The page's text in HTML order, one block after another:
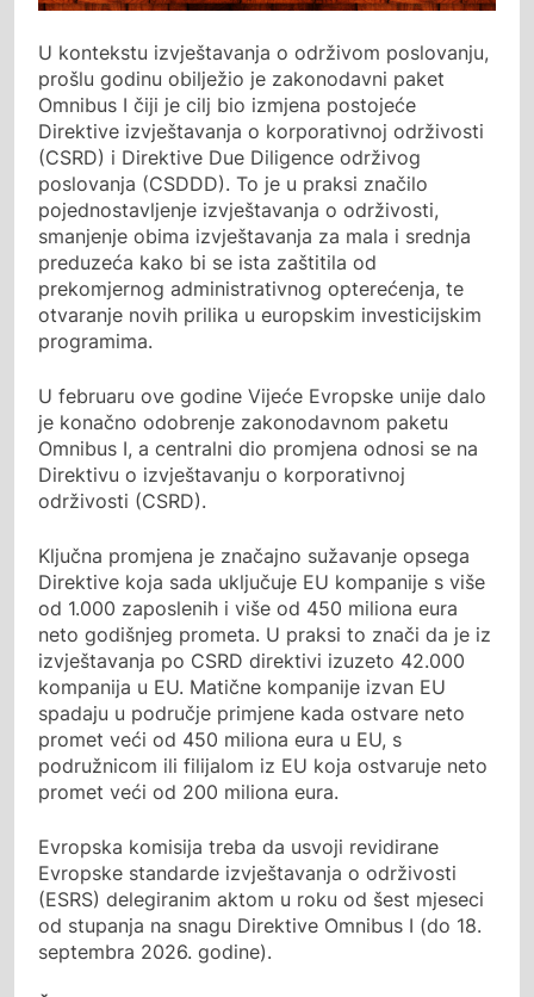
U kontekstu izvještavanja o održivom poslovanju,
prošlu godinu obilježio je zakonodavni paket
Omnibus I čiji je cilj bio izmjena postojeće
Direktive izvještavanja o korporativnoj održivosti
(CSRD) i Direktive Due Diligence održivog
poslovanja (CSDDD). To je u praksi značilo
pojednostavljenje izvještavanja o održivosti,
smanjenje obima izvještavanja za mala i srednja
preduzeća kako bi se ista zaštitila od
prekomjernog administrativnog opterećenja, te
otvaranje novih prilika u europskim investicijskim
programima.
U februaru ove godine Vijeće Evropske unije dalo
je konačno odobrenje zakonodavnom paketu
Omnibus I, a centralni dio promjena odnosi se na
Direktivu o izvještavanju o korporativnoj
održivosti (CSRD).
Ključna promjena je značajno sužavanje opsega
Direktive koja sada uključuje EU kompanije s više
od 1.000 zaposlenih i više od 450 miliona eura
neto godišnjeg prometa. U praksi to znači da je iz
izvještavanja po CSRD direktivi izuzeto 42.000
kompanija u EU. Matične kompanije izvan EU
spadaju u područje primjene kada ostvare neto
promet veći od 450 miliona eura u EU, s
podružnicom ili filijalom iz EU koja ostvaruje neto
promet veći od 200 miliona eura.
Evropska komisija treba da usvoji revidirane
Evropske standarde izvještavanja o održivosti
(ESRS) delegiranim aktom u roku od šest mjeseci
od stupanja na snagu Direktive Omnibus I (do 18.
septembra 2026. godine).